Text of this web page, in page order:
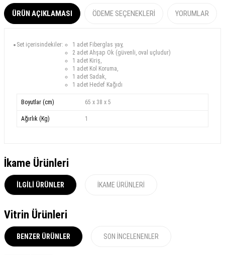
ÜRÜN AÇIKLAMASI ÖDEME SEÇENEKLERI YORUMLAR
Set içerisindekiler:
1 adet Fiberglas yay,
2 adet Ahşap Ok (güvenli, oval uçludur)
1 adet Kiriş,
1 adet Kol Koruma,
1 adet Sadak,
1 adet Hedef Kağıdı
Boyutlar (cm) 65 x 38 x 5
Ağırlık (Kg) 1
İkame Ürünleri
İLGILI ÜRÜNLER İKAME ÜRÜNLERI
Vitrin Ürünleri
BENZER ÜRÜNLER SON İNCELENENLER